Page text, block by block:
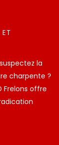
la
charpente ?
Frelons offre